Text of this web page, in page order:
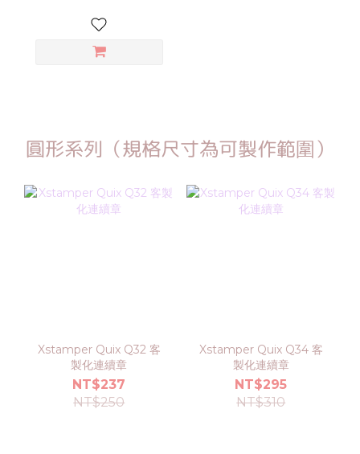
圓形系列（規格尺寸為可製作範圍）
Xstamper Quix Q32 客
製化連續章
NT$237
NT$250
Xstamper Quix Q34 客
製化連續章
NT$295
NT$310